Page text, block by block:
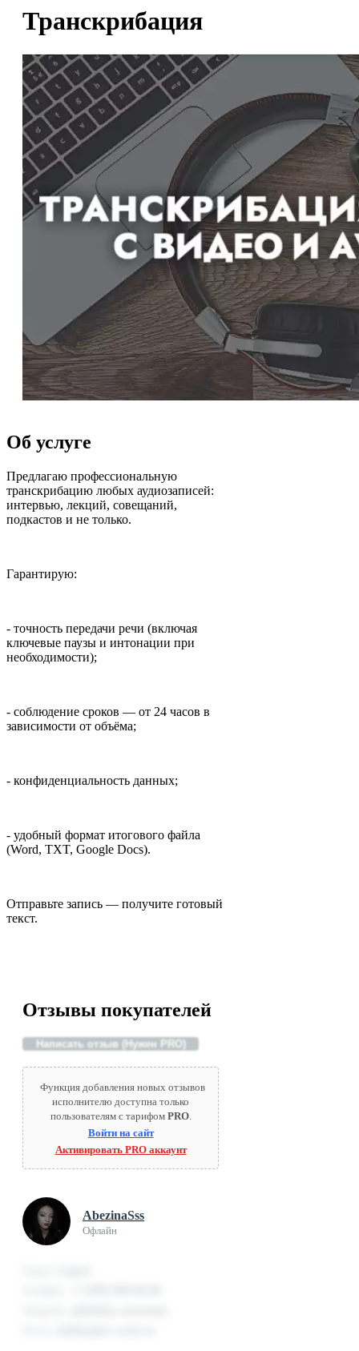
Транскрибация
Об услуге
Предлагаю профессиональную
транскрибацию любых аудиозаписей:
интервью, лекций, совещаний,
подкастов и не только.
Гарантирую:
- точность передачи речи (включая
ключевые паузы и интонации при
необходимости);
- соблюдение сроков — от 24 часов в
зависимости от объёма;
- конфиденциальность данных;
- удобный формат итогового файла
(Word, TXT, Google Docs).
Отправьте запись — получите готовый
текст.
Отзывы покупателей
Написать отзыв (Нужен PRO)
Функция добавления новых отзывов
исполнителю доступна только
пользователям с тарифом PRO.
Войти на сайт
Активировать PRO аккаунт
AbezinaSss
Офлайн